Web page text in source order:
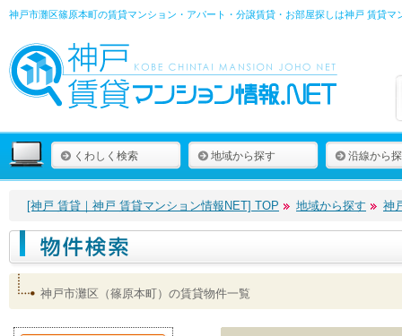
神戸市灘区篠原本町の賃貸マンション・アパート・分譲賃貸・お部屋探しは神戸 賃貸マ
くわしく検索 地域から探す 沿線から
[神戸 賃貸｜神戸 賃貸マンション情報NET] TOP 地域から探す 神
神戸市灘区（篠原本町）の賃貸物件一覧